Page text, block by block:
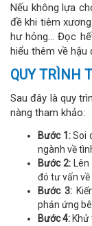
Nếu không lựa
đề khi tiêm
hư hỏng… Đọc
hiểu thêm về
QUY TRÌNH
Sau đây là quy
nàng tham khảo:
Bước 1:Soi
ngành về
Bước 2:
đó tư vấn
Bước 3:
phản ứng
Bước 4: